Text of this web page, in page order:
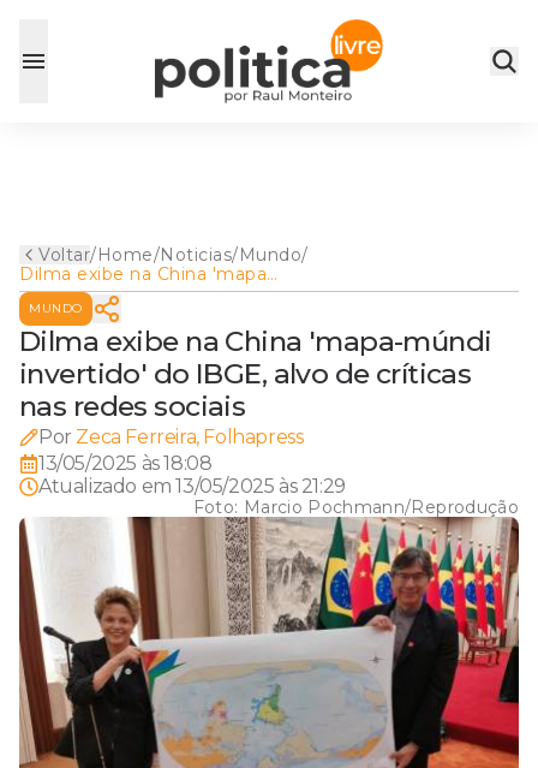
Voltar/Home/Noticias/Mundo/
Dilma exibe na China 'mapa-
múndi invertido' do IBGE,
alvo de críticas nas redes
sociais
MUNDO
Dilma exibe na China 'mapa-múndi
invertido' do IBGE, alvo de críticas
nas redes sociais
Por Zeca Ferreira, Folhapress
13/05/2025 às 18:08
Atualizado em13/05/2025 às 21:29
Foto: Marcio Pochmann/Reprodução